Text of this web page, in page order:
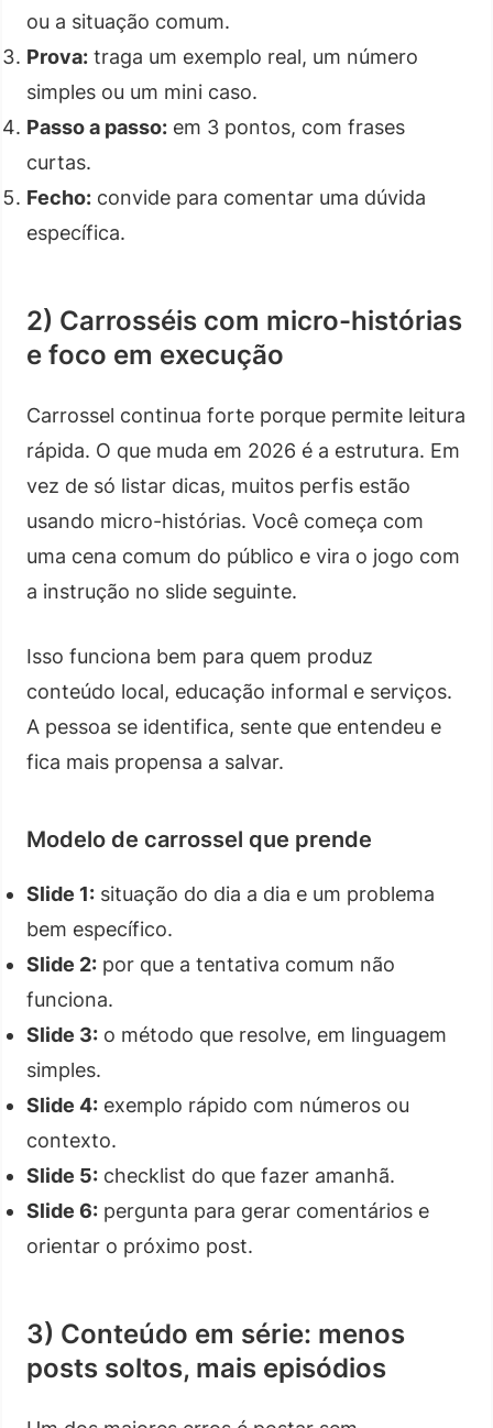
ou a situação comum.
Prova: traga um exemplo real, um número
simples ou um mini caso.
Passo a passo: em 3 pontos, com frases
curtas.
Fecho: convide para comentar uma dúvida
específica.
2) Carrosséis com micro-histórias
e foco em execução
Carrossel continua forte porque permite leitura
rápida. O que muda em 2026 é a estrutura. Em
vez de só listar dicas, muitos perfis estão
usando micro-histórias. Você começa com
uma cena comum do público e vira o jogo com
a instrução no slide seguinte.
Isso funciona bem para quem produz
conteúdo local, educação informal e serviços.
A pessoa se identifica, sente que entendeu e
fica mais propensa a salvar.
Modelo de carrossel que prende
Slide 1: situação do dia a dia e um problema
bem específico.
Slide 2: por que a tentativa comum não
funciona.
Slide 3: o método que resolve, em linguagem
simples.
Slide 4: exemplo rápido com números ou
contexto.
Slide 5: checklist do que fazer amanhã.
Slide 6: pergunta para gerar comentários e
orientar o próximo post.
3) Conteúdo em série: menos
posts soltos, mais episódios